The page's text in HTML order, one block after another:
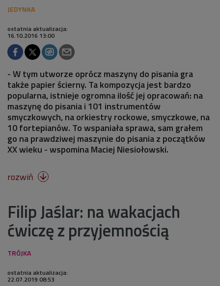
ostatnia aktualizacja:
16.10.2016 13:00
- W tym utworze oprócz maszyny do pisania gra
także papier ścierny. Ta kompozycja jest bardzo
popularna, istnieje ogromna ilość jej opracowań: na
maszynę do pisania i 101 instrumentów
smyczkowych, na orkiestry rockowe, smyczkowe, na
10 fortepianów. To wspaniała sprawa, sam grałem
go na prawdziwej maszynie do pisania z początków
XX wieku - wspomina Maciej Niesiołowski.
rozwiń 
Filip Jaślar: na wakacjach
ćwiczę z przyjemnością
ostatnia aktualizacja:
22.07.2019 08:53